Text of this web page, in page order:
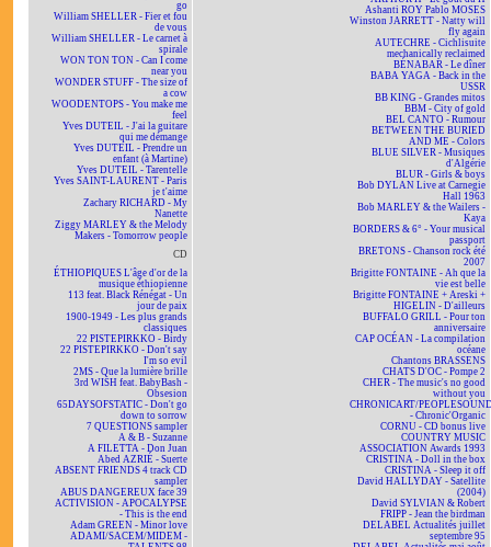
go
William SHELLER - Fier et fou
de vous
William SHELLER - Le carnet à
spirale
WON TON TON - Can I come
near you
WONDER STUFF - The size of
a cow
WOODENTOPS - You make me
feel
Yves DUTEIL - J'ai la guitare
qui me démange
Yves DUTEIL - Prendre un
enfant (à Martine)
Yves DUTEIL - Tarentelle
Yves SAINT-LAURENT - Paris
je t'aime
Zachary RICHARD - My
Nanette
Ziggy MARLEY & the Melody
Makers - Tomorrow people
CD
ÉTHIOPIQUES L'âge d'or de la
musique éthiopienne
113 feat. Black Rénégat - Un
jour de paix
1900-1949 - Les plus grands
classiques
22 PISTEPIRKKO - Birdy
22 PISTEPIRKKO - Don't say
I'm so evil
2MS - Que la lumière brille
3rd WISH feat. BabyBash -
Obsesion
65DAYSOFSTATIC - Don't go
down to sorrow
7 QUESTIONS sampler
A & B - Suzanne
A FILETTA - Don Juan
Abed AZRIÉ - Suerte
ABSENT FRIENDS 4 track CD
sampler
ABUS DANGEREUX face 39
ACTIVISION - APOCALYPSE
- This is the end
Adam GREEN - Minor love
ADAMI/SACEM/MIDEM -
Ashanti ROY Pablo MOSES
Winston JARRETT - Natty will
fly again
AUTECHRE - Cichlisuite
mechanically reclaimed
BÉNABAR - Le dîner
BABA YAGA - Back in the
USSR
BB KING - Grandes mitos
BBM - City of gold
BEL CANTO - Rumour
BETWEEN THE BURIED
AND ME - Colors
BLUE SILVER - Musiques
d'Algérie
BLUR - Girls & boys
Bob DYLAN Live at Carnegie
Hall 1963
Bob MARLEY & the Wailers -
Kaya
BORDERS & 6° - Your musical
passport
BRETONS - Chanson rock été
2007
Brigitte FONTAINE - Ah que la
vie est belle
Brigitte FONTAINE + Areski +
HIGELIN - D'ailleurs
BUFFALO GRILL - Pour ton
anniversaire
CAP OCÉAN - La compilation
océane
Chantons BRASSENS
CHATS D'OC - Pompe 2
CHER - The music's no good
without you
CHRONICART/
- Chronic'Organic
CORNU - CD bonus live
COUNTRY MUSIC
ASSOCIATION Awards 1993
CRISTINA - Doll in the box
CRISTINA - Sleep it off
David HALLYDAY - Satellite
(2004)
David SYLVIAN & Robert
FRIPP - Jean the birdman
DELABEL Actualités juillet
septembre 95